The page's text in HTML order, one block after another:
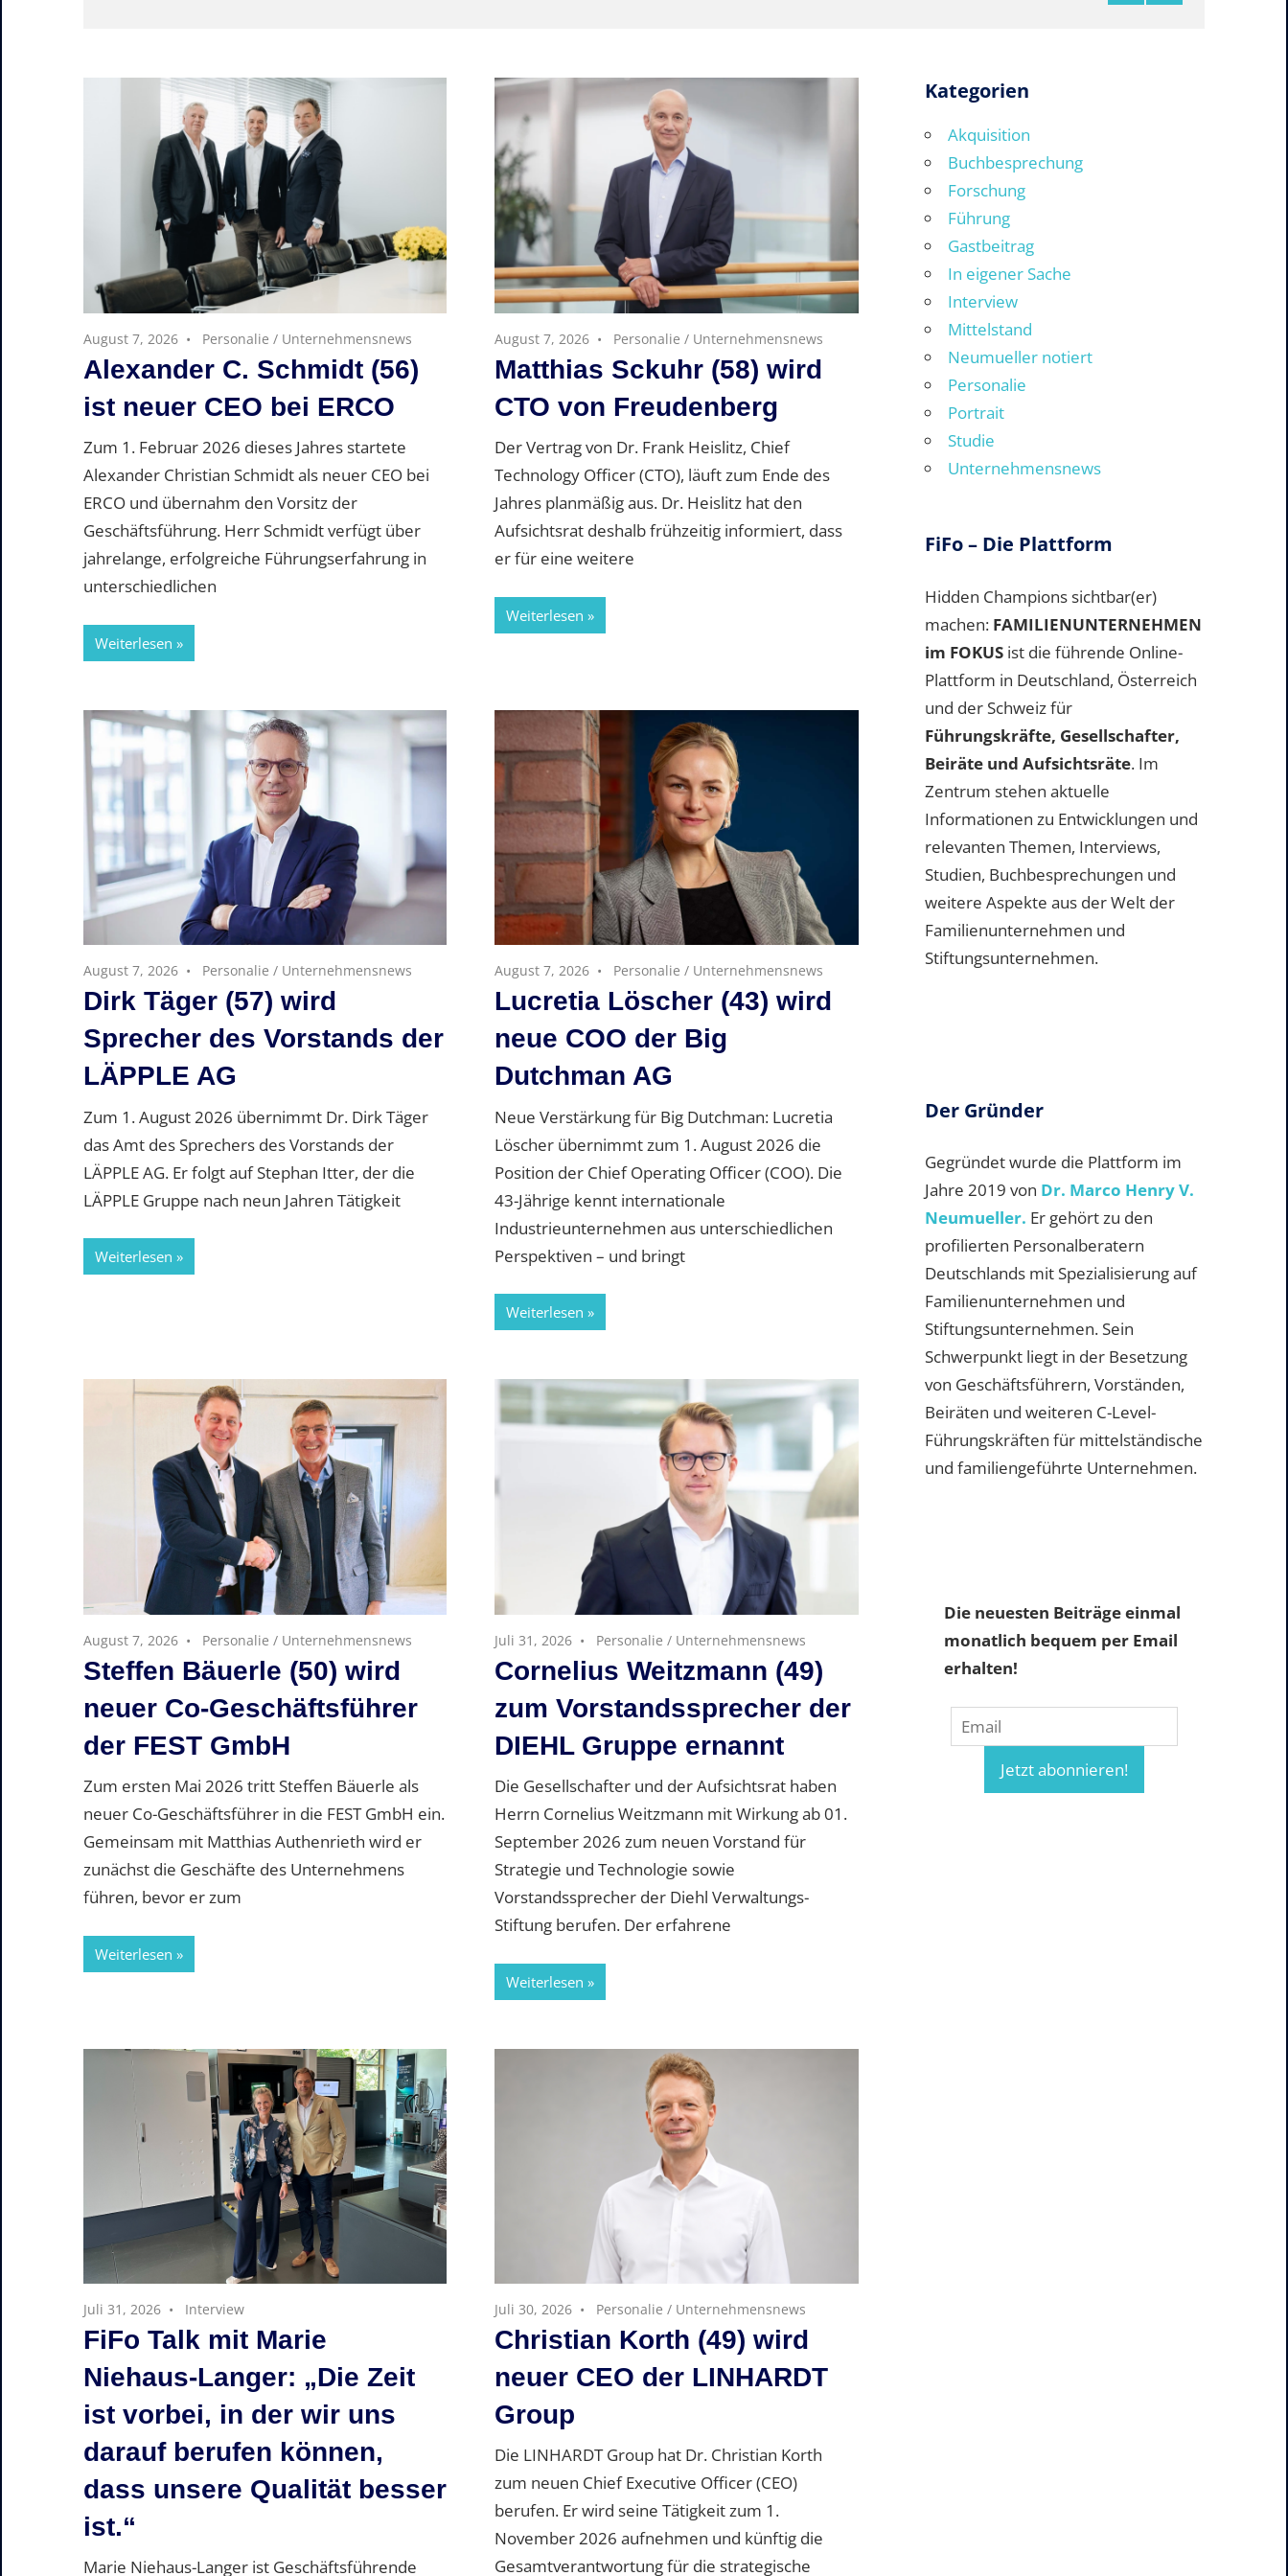
August 7, 2026 Personalie / Unternehmensnews
Alexander C. Schmidt (56)
ist neuer CEO bei ERCO
Zum 1. Februar 2026 dieses Jahres startete
Alexander Christian Schmidt als neuer CEO bei
ERCO und übernahm den Vorsitz der
Geschäftsführung. Herr Schmidt verfügt über
jahrelange, erfolgreiche Führungserfahrung in
unterschiedlichen
Weiterlesen
August 7, 2026 Personalie / Unternehmensnews
Matthias Sckuhr (58) wird
CTO von Freudenberg
Der Vertrag von Dr. Frank Heislitz, Chief
Technology Officer (CTO), läuft zum Ende des
Jahres planmäßig aus. Dr. Heislitz hat den
Aufsichtsrat deshalb frühzeitig informiert, dass
er für eine weitere
Weiterlesen
August 7, 2026 Personalie / Unternehmensnews
Dirk Täger (57) wird
Sprecher des Vorstands der
LÄPPLE AG
Zum 1. August 2026 übernimmt Dr. Dirk Täger
das Amt des Sprechers des Vorstands der
LÄPPLE AG. Er folgt auf Stephan Itter, der die
LÄPPLE Gruppe nach neun Jahren Tätigkeit
Weiterlesen
August 7, 2026 Personalie / Unternehmensnews
Lucretia Löscher (43) wird
neue COO der Big
Dutchman AG
Neue Verstärkung für Big Dutchman: Lucretia
Löscher übernimmt zum 1. August 2026 die
Position der Chief Operating Officer (COO). Die
43-Jährige kennt internationale
Industrieunternehmen aus unterschiedlichen
Perspektiven – und bringt
Weiterlesen
August 7, 2026 Personalie / Unternehmensnews
Steffen Bäuerle (50) wird
neuer Co-Geschäftsführer
der FEST GmbH
Zum ersten Mai 2026 tritt Steffen Bäuerle als
neuer Co-Geschäftsführer in die FEST GmbH ein.
Gemeinsam mit Matthias Authenrieth wird er
zunächst die Geschäfte des Unternehmens
führen, bevor er zum
Weiterlesen
Juli 31, 2026 Personalie / Unternehmensnews
Cornelius Weitzmann (49)
zum Vorstandssprecher der
DIEHL Gruppe ernannt
Die Gesellschafter und der Aufsichtsrat haben
Herrn Cornelius Weitzmann mit Wirkung ab 01.
September 2026 zum neuen Vorstand für
Strategie und Technologie sowie
Vorstandssprecher der Diehl Verwaltungs-
Stiftung berufen. Der erfahrene
Weiterlesen
Juli 31, 2026 Interview
FiFo Talk mit Marie
Niehaus-Langer: „Die Zeit
ist vorbei, in der wir uns
darauf berufen können,
dass unsere Qualität besser
ist.“
Marie Niehaus-Langer ist Geschäftsführende
Juli 30, 2026 Personalie / Unternehmensnews
Christian Korth (49) wird
neuer CEO der LINHARDT
Group
Die LINHARDT Group hat Dr. Christian Korth
zum neuen Chief Executive Officer (CEO)
berufen. Er wird seine Tätigkeit zum 1.
November 2026 aufnehmen und künftig die
Gesamtverantwortung für die strategische
Kategorien
Akquisition
Buchbesprechung
Forschung
Führung
Gastbeitrag
In eigener Sache
Interview
Mittelstand
Neumueller notiert
Personalie
Portrait
Studie
Unternehmensnews
FiFo – Die Plattform
Hidden Champions sichtbar(er)
machen: FAMILIENUNTERNEHMEN
im FOKUS ist die führende Online-
Plattform in Deutschland, Österreich
und der Schweiz für
Führungskräfte, Gesellschafter,
Beiräte und Aufsichtsräte. Im
Zentrum stehen aktuelle
Informationen zu Entwicklungen und
relevanten Themen, Interviews,
Studien, Buchbesprechungen und
weitere Aspekte aus der Welt der
Familienunternehmen und
Stiftungsunternehmen.
Der Gründer
Gegründet wurde die Plattform im
Jahre 2019 von Dr. Marco Henry V.
Neumueller. Er gehört zu den
profilierten Personalberatern
Deutschlands mit Spezialisierung auf
Familienunternehmen und
Stiftungsunternehmen. Sein
Schwerpunkt liegt in der Besetzung
von Geschäftsführern, Vorständen,
Beiräten und weiteren C-Level-
Führungskräften für mittelständische
und familiengeführte Unternehmen.
Die neuesten Beiträge einmal
monatlich bequem per Email
erhalten!